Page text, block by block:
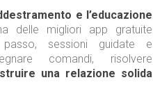
e l’educazione
delle migliori app gratuite
sessioni guidate e
comandi, risolvere
una relazione solida